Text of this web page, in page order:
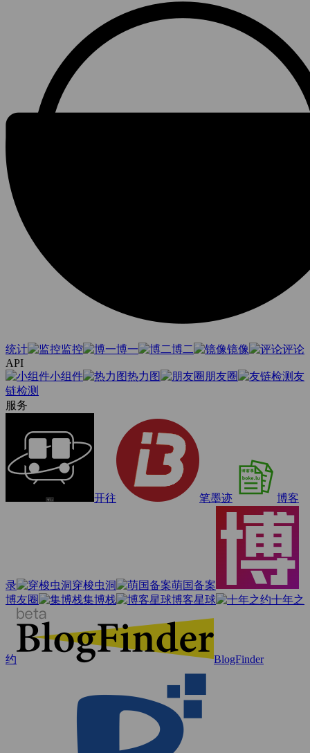
统计 监控 博一 博二 镜像
评论
API
小组件
热力图 朋友圈
友
链检测
服务
开往 笔墨迹 博客
录 穿梭虫洞
萌国备案
博友圈
集博栈 博客星球 十年之
约 BlogFinder